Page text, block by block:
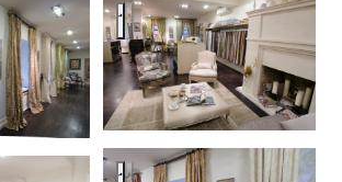
Интерьер салона тканей
тканей French Touch.
Интерьер салона тканей
тканей French Touch.